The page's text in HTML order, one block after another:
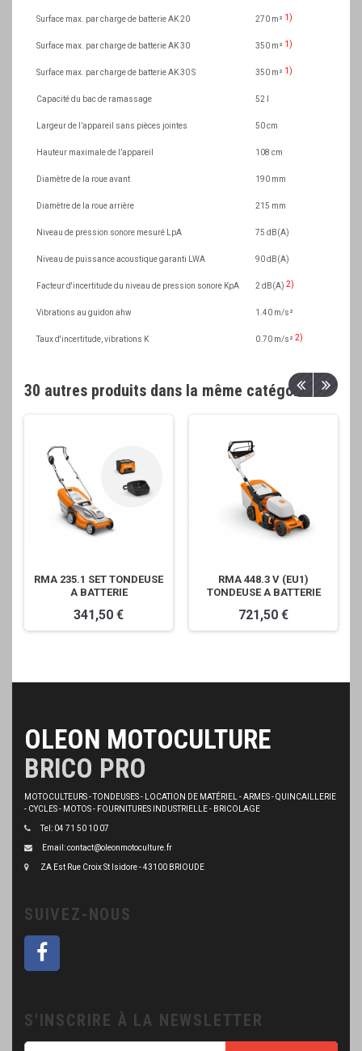
Surface max. par charge de batterie AK 20 270 m² 1)
Surface max. par charge de batterie AK 30 350 m² 1)
Surface max. par charge de batterie AK 30 S 350 m² 1)
Capacité du bac de ramassage 52 l
Largeur de l’appareil sans pièces jointes 50 cm
Hauteur maximale de l’appareil 108 cm
Diamètre de la roue avant 190 mm
Diamètre de la roue arrière 215 mm
Niveau de pression sonore mesuré LpA 75 dB(A)
Niveau de puissance acoustique garanti LWA 90 dB(A)
Facteur d'incertitude du niveau de pression sonore KpA 2 dB(A) 2)
Vibrations au guidon ahw 1.40 m/s²
Taux d'incertitude, vibrations K 0.70 m/s² 2)
30 autres produits dans la même catégorie
RMA 235.1 SET TONDEUSE
A BATTERIE
341,50 €
RMA 448.3 V (EU1)
TONDEUSE A BATTERIE
721,50 €
OLEON MOTOCULTURE
BRICO PRO
MOTOCULTEURS - TONDEUSES - LOCATION DE MATÉRIEL - ARMES - QUINCAILLERIE
- CYCLES - MOTOS - FOURNITURES INDUSTRIELLE - BRICOLAGE
Tel: 04 71 50 10 07
Email: contact@oleonmotoculture.fr
ZA Est Rue Croix St Isidore - 43100 BRIOUDE
SUIVEZ-NOUS
S'INSCRIRE À LA NEWSLETTER